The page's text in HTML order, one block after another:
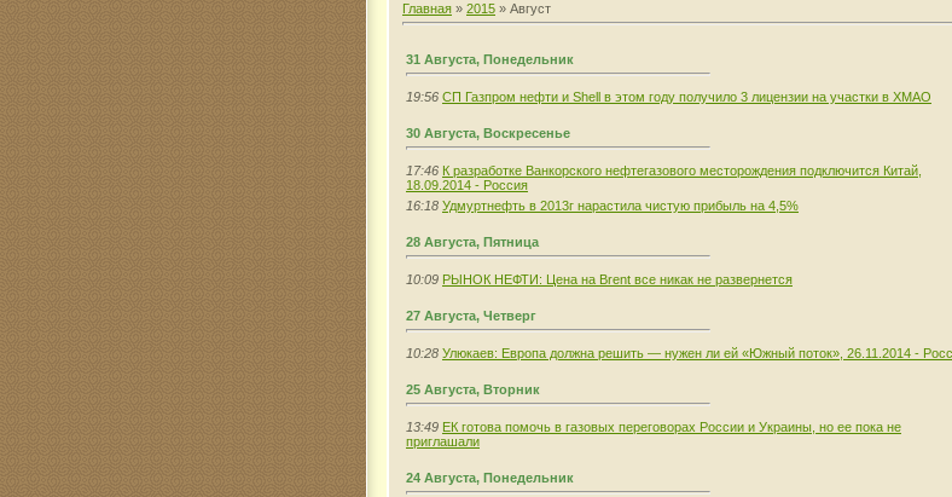
Главная » 2015 » Август
31 Августа, Понедельник
19:56 СП Газпром нефти и Shell в этом году получило 3 лицензии на участки в ХМАО
30 Августа, Воскресенье
17:46 К разработке Ванкорского нефтегазового месторождения подключится Китай,
18.09.2014 - Россия
16:18 Удмуртнефть в 2013г нарастила чистую прибыль на 4,5%
28 Августа, Пятница
10:09 РЫНОК НЕФТИ: Цена на Brent все никак не развернется
27 Августа, Четверг
10:28 Улюкаев: Европа должна решить — нужен ли ей «Южный поток», 26.11.2014 -
25 Августа, Вторник
13:49 ЕК готова помочь в газовых переговорах России и Украины, но ее пока не
приглашали
24 Августа, Понедельник